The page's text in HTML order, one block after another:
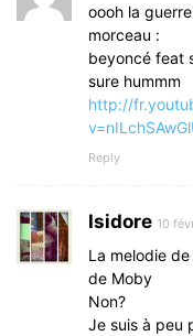
oooh la
morceau :
beyoncé feat
sure hummm
http://
Reply
Isidore 10
La melodie
de Moby
Non?
Je suis à peu